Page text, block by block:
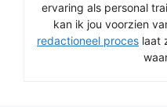
ervaring als personal
kan ik jou voorzien
redactioneel proces laat